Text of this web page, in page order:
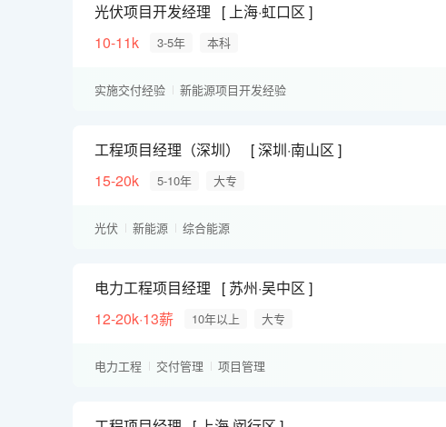
光伏项目开发经理
上海·虹口区
10-11k
3-5年 本科
实施交付经验 新能源项目开发经验
工程项目经理（深圳）
深圳·南山区
15-20k
5-10年 大专
光伏 新能源 综合能源
电力工程项目经理
苏州·吴中区
12-20k·13薪
10年以上 大专
电力工程 交付管理 项目管理